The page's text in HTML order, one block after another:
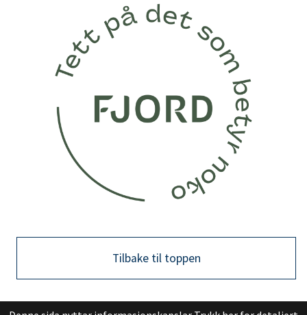
Tilbake til toppen